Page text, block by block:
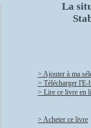
La
> Ajouter à ma
> Télécharger
> Lire ce livre en
> Acheter ce livre